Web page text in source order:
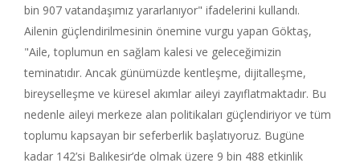
bin 907 vatandaşımız yararlanıyor" ifadelerini kullandı.
Ailenin güçlendirilmesinin önemine vurgu yapan Göktaş,
"Aile, toplumun en sağlam kalesi ve geleceğimizin
teminatıdır. Ancak günümüzde kentleşme, dijitalleşme,
bireyselleşme ve küresel akımlar aileyi zayıflatmaktadır. Bu
nedenle aileyi merkeze alan politikaları güçlendiriyor ve tüm
toplumu kapsayan bir seferberlik başlatıyoruz. Bugüne
kadar 142’si Balıkesir’de olmak üzere 9 bin 488 etkinlik